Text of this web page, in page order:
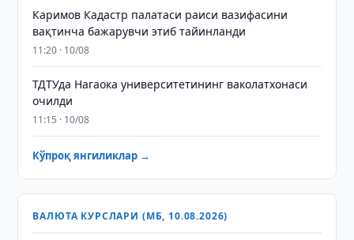
Каримов Кадастр палатаси раиси вазифасини
вақтинча бажарувчи этиб тайинланди
11:20 · 10/08
ТДТУда Нагаока университетининг ваколатхонаси
очилди
11:15 · 10/08
Кўпроқ янгиликлар →
ВАЛЮТА КУРСЛАРИ (МБ, 10.08.2026)